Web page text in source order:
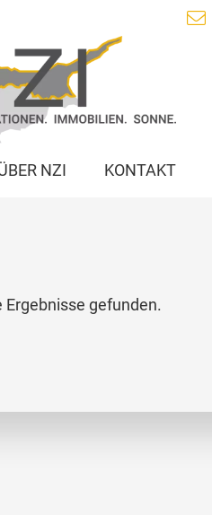
NZI KONTAKT
Ergebnisse gefunden.